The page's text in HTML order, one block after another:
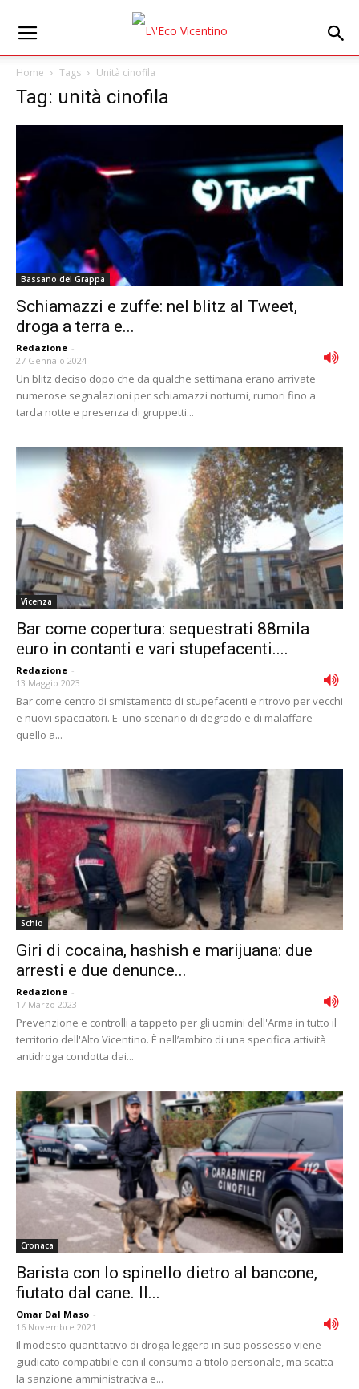
Home Tags Unità cinofila
Tag: unità cinofila
Bassano del Grappa
Schiamazzi e zuffe: nel blitz al Tweet,
droga a terra e...
Redazione -
27 Gennaio 2024
Un blitz deciso dopo che da qualche settimana erano arrivate
numerose segnalazioni per schiamazzi notturni, rumori fino a
tarda notte e presenza di gruppetti...
Vicenza
Bar come copertura: sequestrati 88mila
euro in contanti e vari stupefacenti....
Redazione -
13 Maggio 2023
Bar come centro di smistamento di stupefacenti e ritrovo per vecchi
e nuovi spacciatori. E' uno scenario di degrado e di malaffare
quello a...
Schio
Giri di cocaina, hashish e marijuana: due
arresti e due denunce...
Redazione -
17 Marzo 2023
Prevenzione e controlli a tappeto per gli uomini dell'Arma in tutto il
territorio dell'Alto Vicentino. È nell’ambito di una specifica attività
antidroga condotta dai...
Cronaca
Barista con lo spinello dietro al bancone,
fiutato dal cane. Il...
Omar Dal Maso -
16 Novembre 2021
Il modesto quantitativo di droga leggera in suo possesso viene
giudicato compatibile con il consumo a titolo personale, ma scatta
la sanzione amministrativa e...